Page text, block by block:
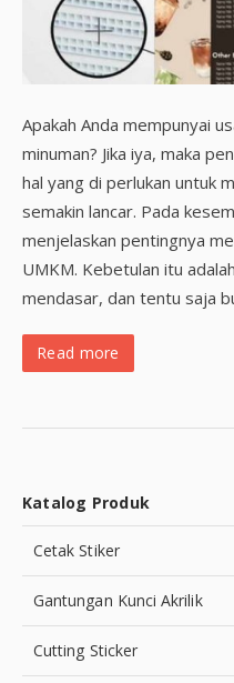
Apakah Anda mempunyai
minuman? Jika iya, maka
hal yang di perlukan untuk
semakin lancar. Pada
menjelaskan pentingnya
UMKM. Kebetulan itu
mendasar, dan tentu saja
Read more
Katalog Produk
Cetak Stiker
Gantungan Kunci Akrilik
Cutting Sticker